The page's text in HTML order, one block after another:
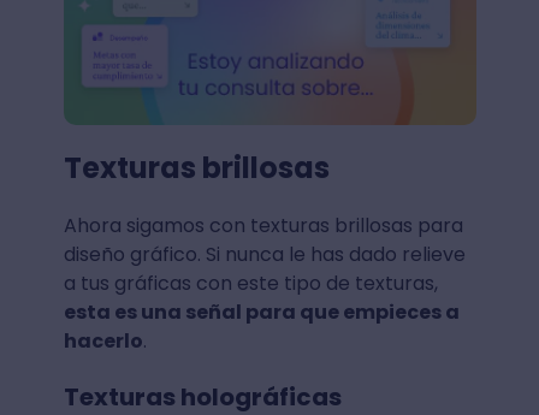
Texturas brillosas
Ahora sigamos con texturas brillosas para
diseño gráfico. Si nunca le has dado relieve
a tus gráficas con este tipo de texturas,
esta es una señal para que empieces a
hacerlo.
Texturas holográficas